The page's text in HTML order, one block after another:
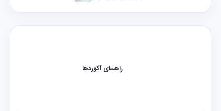
راهنمای آکوردها